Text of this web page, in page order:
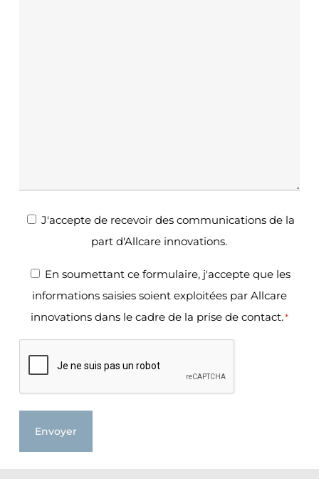
Newsletter
J'accepte de recevoir des communications de la
part d'Allcare innovations.
RGPD
*
En soumettant ce formulaire, j'accepte que les
informations saisies soient exploitées par Allcare
innovations dans le cadre de la prise de contact.*